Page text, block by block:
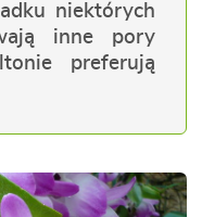
niektórych
inne pory
preferują